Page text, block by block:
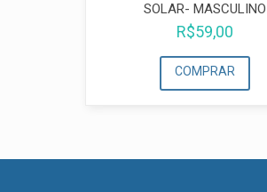
SOLAR- MASCULINO
R$59,00
COMPRAR